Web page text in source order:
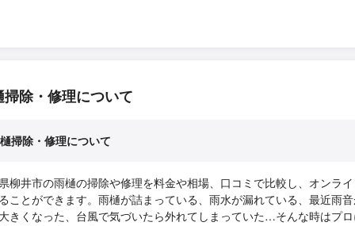
掃除・修理について
掃除・修理について
柳井市の雨樋の掃除や修理を料金や相場、口コミで比較し、オンラ
ことができます。雨樋が詰まっている、雨水が漏れている、最近雨
きくなった、台風で気づいたら外れてしまっていた…そんな時はプ